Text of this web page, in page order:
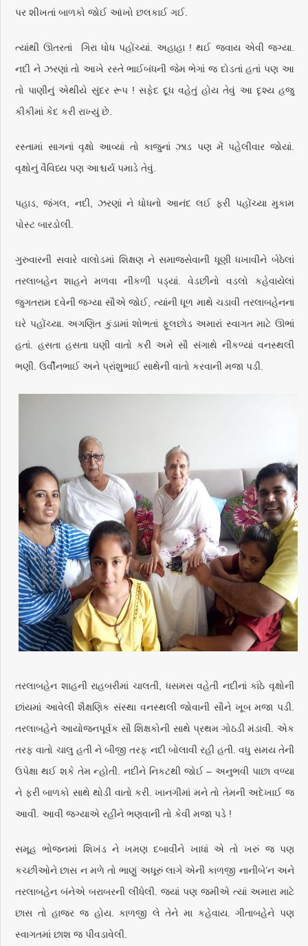
પર શીખતાં બાળકો જોઈ આંખો છલકાઈ ગઈ.
ત્યાંથી ઊતરતાં ગિરા ધોધ પહોંચ્યાં. અહાહા ! થઈ જવાય એવી જગ્યા.
નદી ને ઝરણાં તો આખે રસ્તે ભાઈબંધની જેમ ભેગાં જ દોડતાં હતાં પણ આ
તો પાણીનું એથીયે સુંદર રૂપ ! સફેદ દૂધ વહેતું હોય તેવું આ દૃશ્ય હજુ
કીકીમાં કેદ કરી રાખ્યું છે.
રસ્તામાં સાગનાં વૃક્ષો આવ્યાં તો કાજુનાં ઝાડ પણ મેં પહેલીવાર જોયાં.
વૃક્ષોનું વૈવિધ્ય પણ આશ્ચર્ય પમાડે તેવું.
પહાડ, જંગલ, નદી, ઝરણાં ને ધોધનો આનંદ લઈ ફરી પહોંચ્યા મુકામ
પોસ્ટ બારડોલી.
ગુરુવારની સવારે વાલોડમાં શિક્ષણ ને સમાજસેવાની ધૂણી ધખાવીને બેઠેલાં
તરલાબહેન શાહને મળવા નીકળી પડ્યાં. વેડછીનો વડલો કહેવાયેલાં
જુગતરામ દવેની જગ્યા સૌએ જોઈ, ત્યાંની ધૂળ માથે ચડાવી તરલાબહેનના
ઘરે પહોંચ્યા. અગણિત કુંડામાં શોભતાં ફૂલછોડ અમારાં સ્વાગત માટે ઊભાં
હતાં. હસતા હસતા ઘણી વાતો કરી અમે સૌ સંગાથે નીકળ્યાં વનસ્થલી
ભણી. ઉર્વીનભાઈ અને પ્રાંશુભાઈ સાથેની વાતો કરવાની મજા પડી.
તરલાબહેન શાહની રાહબરીમાં ચાલતી, ધસમસ વહેતી નદીનાં કાંઠે વૃક્ષોની
છાંયમાં આવેલી શૈક્ષણિક સંસ્થા વનસ્થલી જોવાની સૌને ખૂબ મજા પડી.
તરલાબહેને આયોજનપૂર્વક સૌ શિક્ષકોની સાથે પ્રથમ ગોઠડી મંડાવી. એક
તરફ વાતો ચાલુ હતી ને બીજી તરફ નદી બોલાવી રહી હતી. વધુ સમય તેની
ઉપેક્ષા થઈ શકે તેમ ન્હોતી. નદીને નિકટથી જોઈ – અનુભવી પાછા વળ્યા
ને ફરી બાળકો સાથે થોડી વાતો કરી. ખાનગીમાં મને તો તેમની અદેખાઈ જ
આવી. આવી જગ્યાએ રહીને ભણવાની તો કેવી મજા પડે !
સમૂહ ભોજનમાં શિખંડ ને ખમણ દબાવીને ખાધાં એ તો ખરું જ પણ
કચ્છીઓને છાસ ન મળે તો ભાણું અધૂરું લાગે એની કાળજી નાનીબે’ન અને
તરલાબહેન બંનેએ બરાબરની લીધેલી. જ્યાં પણ જમીએ ત્યાં અમારા માટે
છાસ તો હાજર જ હોય. કાળજી લે તેને મા કહેવાય. ગીતાબહેને પણ
સ્વાગતમાં છાશ જ પીવડાવેલી.